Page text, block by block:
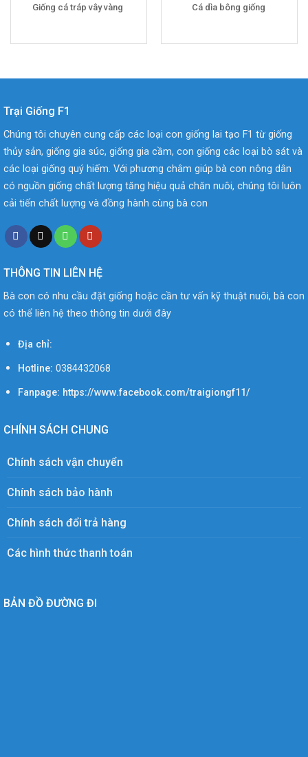
Giống cá tráp vây vàng Cá dìa bông giống
Trại Giống F1
Chúng tôi chuyên cung cấp các loại con giống lai tạo F1 từ giống
thủy sản, giống gia súc, giống gia cầm, con giống các loại bò sát và
các loại giống quý hiếm. Với phương châm giúp bà con nông dân
có nguồn giống chất lượng tăng hiệu quả chăn nuôi, chúng tôi luôn
cải tiến chất lượng và đồng hành cùng bà con
THÔNG TIN LIÊN HỆ
Bà con có nhu cầu đặt giống hoặc cần tư vấn kỹ thuật nuôi, bà con
có thể liên hệ theo thông tin dưới đây
Địa chỉ:
Hotline: 0384432068
Fanpage: https://www.facebook.com/traigiongf11/
CHÍNH SÁCH CHUNG
Chính sách vận chuyển
Chính sách bảo hành
Chính sách đổi trả hàng
Các hình thức thanh toán
BẢN ĐỒ ĐƯỜNG ĐI